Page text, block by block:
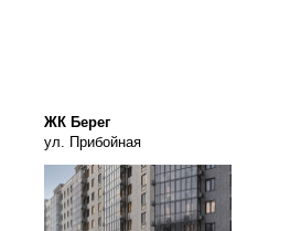
ЖК Берег
ул. Прибойная